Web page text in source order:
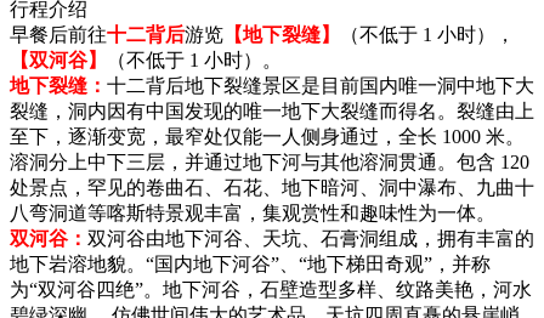
行程介绍
早餐后前往十二背后游览 【地下裂缝】
（不低于 1 小时），
【双河谷】
（不低于 1 小时）。
地下裂缝： 十二背后地下裂缝景区是目前国内唯一洞中地下大
裂缝，洞内因有中国发现的唯一地下大裂缝而得名。裂缝由上
至下，逐渐变宽，最窄处仅能一人侧身通过，全长 1000 米。
溶洞分上中下三层，并通过地下河与其他溶洞贯通。包含 120
处景点，罕见的卷曲石、石花、地下暗河、洞中瀑布、九曲十
八弯洞道等喀斯特景观丰富，集观赏性和趣味性为一体。
双河谷： 双河谷由地下河谷、天坑、石膏洞组成，拥有丰富的
地下岩溶地貌。“国内地下河谷”、“地下梯田奇观”，并称
为“双河谷四绝”。地下河谷，石壁造型多样、纹路美艳，河水